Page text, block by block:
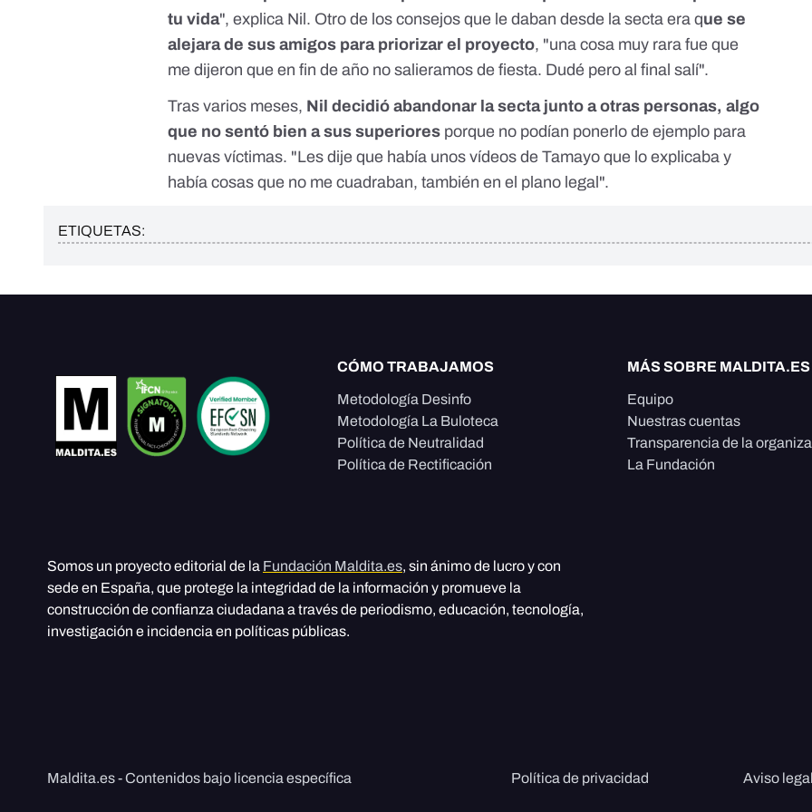
tu vida", explica Nil. Otro de los consejos que le daban desde la secta era que se
alejara de sus amigos para priorizar el proyecto, "una cosa muy rara fue que
me dijeron que en fin de año no salieramos de fiesta. Dudé pero al final salí".
Tras varios meses, Nil decidió abandonar la secta junto a otras personas, algo
que no sentó bien a sus superiores porque no podían ponerlo de ejemplo para
nuevas víctimas. "Les dije que había unos vídeos de Tamayo que lo explicaba y
había cosas que no me cuadraban, también en el plano legal".
ETIQUETAS:
CÓMO TRABAJAMOS
Metodología Desinfo
Metodología La Buloteca
Política de Neutralidad
Política de Rectificación
MÁS SOBRE MALDITA.ES
Equipo
Nuestras cuentas
Transparencia de la
La Fundación
Somos un proyecto editorial de la Fundación Maldita.es, sin ánimo de lucro y con
sede en España, que protege la integridad de la información y promueve la
construcción de confianza ciudadana a través de periodismo, educación, tecnología,
investigación e incidencia en políticas públicas.
Maldita.es - Contenidos bajo licencia específica Política de privacidad Aviso legal